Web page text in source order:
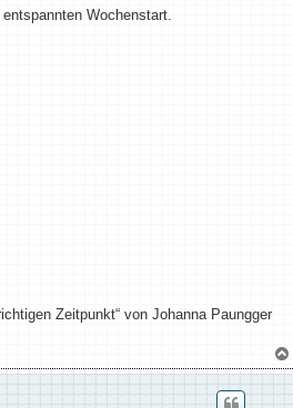
Wochenstart.
Zeitpunkt“ von Johanna Paungger